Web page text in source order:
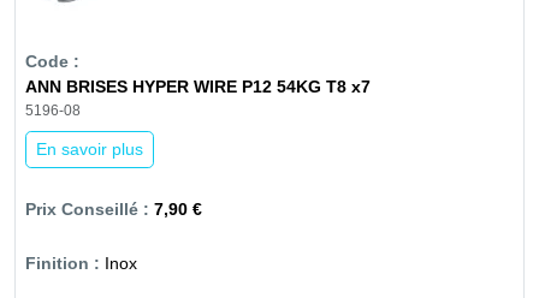
ANN BRISES HYPER WIRE P12 54KG T8 x7
5196-08
En savoir plus
7,90 €
Inox